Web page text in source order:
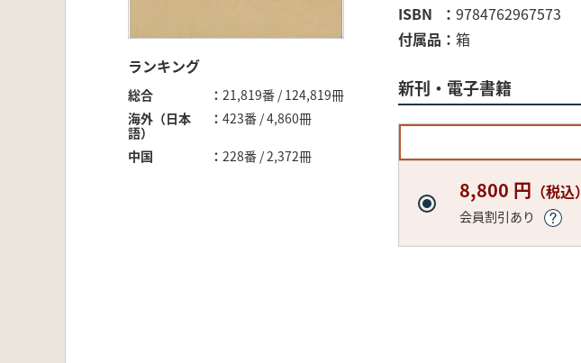
ランキング
総合
21,819番 / 124,819冊
海外（日本
語）
423番 / 4,860冊
中国 228番 / 2,372冊
ISBN
9784762967573
付属品
箱
新刊・電子書籍
8,800 円 （税込）
会員割引あり